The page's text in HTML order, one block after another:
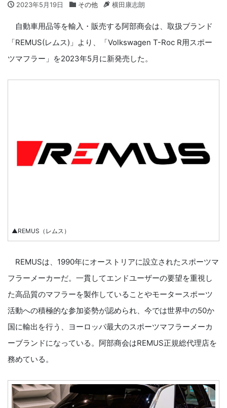
2023年5月19日 その他 横田康志朗
自動車用品等を輸入・販売する阿部商会は、取扱ブランド
「REMUS(レムス)」より、「Volkswagen T-Roc R用スポー
ツマフラー」を2023年5月に新発売した。
▲REMUS（レムス）
REMUSは、1990年にオーストリアに設立されたスポーツマ
フラーメーカーだ。一貫してエンドユーザーの要望を重視し
た高品質のマフラーを製作していることやモータースポーツ
活動への積極的な参加姿勢が認められ、今では世界中の50か
国に輸出を行う、ヨーロッパ最大のスポーツマフラーメーカ
ーブランドになっている。阿部商会はREMUS正規総代理店を
務めている。